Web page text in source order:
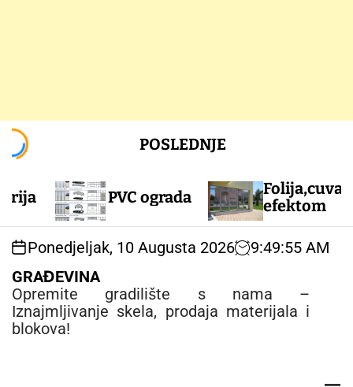
c
POSLEDNJE
PVC ograda
Folija,cuva
efektom
Ponedjeljak, 10 Augusta 2026 9:49:56 AM
GRAĐEVINA
Opremite gradilište s nama –
Iznajmljivanje skela, prodaja materijala i
blokova!